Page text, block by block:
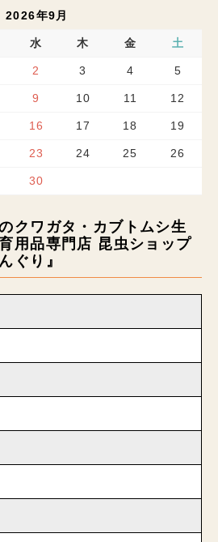
2026年9月
水 木 金 土
2 3 4 5
9 10 11 12
16 17 18 19
23 24 25 26
30
クワガタ・カブトムシ生
用品専門店 昆虫ショップ
ぐり』